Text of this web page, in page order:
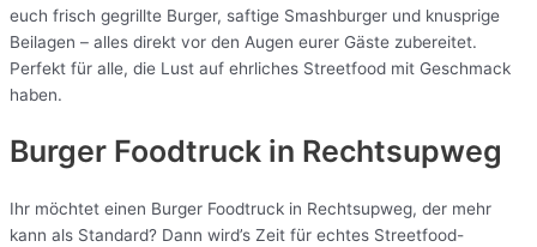
euch frisch gegrillte Burger, saftige Smashburger und knusprige
Beilagen – alles direkt vor den Augen eurer Gäste zubereitet.
Perfekt für alle, die Lust auf ehrliches Streetfood mit Geschmack
haben.
Burger Foodtruck in Rechtsupweg
Ihr möchtet einen Burger Foodtruck in Rechtsupweg, der mehr
kann als Standard? Dann wird’s Zeit für echtes Streetfood-